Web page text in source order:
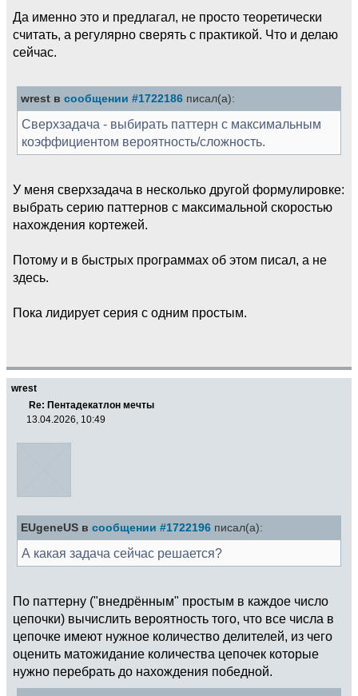
Да именно это и предлагал, не просто теоретически
считать, а регулярно сверять с практикой. Что и делаю
сейчас.
wrest в сообщении #1722186 писал(а):
Сверхзадача - выбирать паттерн с максимальным
коэффициентом вероятность/сложность.
У меня сверхзадача в несколько другой формулировке:
выбрать серию паттернов с максимальной скоростью
нахождения кортежей.
Потому и в быстрых программах об этом писал, а не
здесь.
Пока лидирует серия с одним простым.
wrest
Re: Пентадекатлон мечты
13.04.2026, 10:49
EUgeneUS в сообщении #1722196 писал(а):
А какая задача сейчас решается?
По паттерну ("внедрённым" простым в каждое число
цепочки) вычислить вероятность того, что все числа в
цепочке имеют нужное количество делителей, из чего
оценить матожидание количества цепочек которые
нужно перебрать до нахождения победной.